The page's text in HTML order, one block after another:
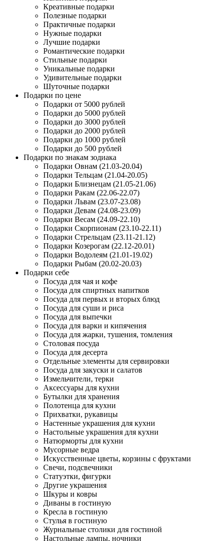
Креативные подарки
Полезные подарки
Практичные подарки
Нужные подарки
Лучшие подарки
Романтические подарки
Стильные подарки
Уникальные подарки
Удивительные подарки
Шуточные подарки
Подарки по цене
Подарки от 5000 рублей
Подарки до 5000 рублей
Подарки до 3000 рублей
Подарки до 2000 рублей
Подарки до 1000 рублей
Подарки до 500 рублей
Подарки по знакам зодиака
Подарки Овнам (21.03-20.04)
Подарки Тельцам (21.04-20.05)
Подарки Близнецам (21.05-21.06)
Подарки Ракам (22.06-22.07)
Подарки Львам (23.07-23.08)
Подарки Девам (24.08-23.09)
Подарки Весам (24.09-22.10)
Подарки Скорпионам (23.10-22.11)
Подарки Стрельцам (23.11-21.12)
Подарки Козерогам (22.12-20.01)
Подарки Водолеям (21.01-19.02)
Подарки Рыбам (20.02-20.03)
Подарки себе
Посуда для чая и кофе
Посуда для спиртных напитков
Посуда для первых и вторых блюд
Посуда для суши и риса
Посуда для выпечки
Посуда для варки и кипячения
Посуда для жарки, тушения, томления
Столовая посуда
Посуда для десерта
Отдельные элементы для сервировки
Посуда для закуски и салатов
Измельчители, терки
Аксессуары для кухни
Бутылки для хранения
Полотенца для кухни
Прихватки, рукавицы
Настенные украшения для кухни
Настольные украшения для кухни
Натюрморты для кухни
Мусорные ведра
Искусственные цветы, корзины с фруктами
Свечи, подсвечники
Статуэтки, фигурки
Другие украшения
Шкуры и ковры
Диваны в гостиную
Кресла в гостиную
Стулья в гостиную
Журнальные столики для гостиной
Настольные лампы, ночники